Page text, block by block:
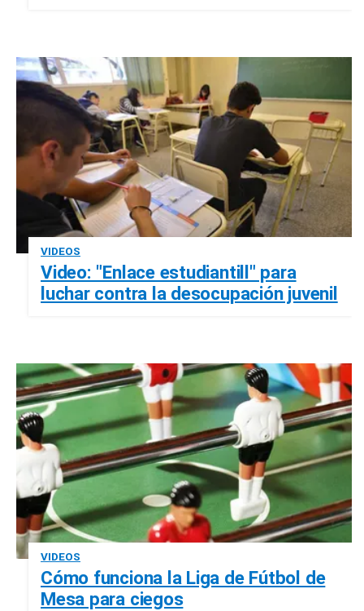
VIDEOS
Video: "Enlace estudiantill" para
luchar contra la desocupación juvenil
VIDEOS
Cómo funciona la Liga de Fútbol de
Mesa para ciegos